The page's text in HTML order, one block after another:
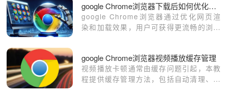
的原因，并提供有效的解决方案，帮助用
户恢复正常访问。
google Chrome浏览器下载后如何优化网页渲染和加载效果
google Chrome浏览器通过优化网页渲
染和加载效果，用户可获得更流畅的浏览
google Chrome浏览器视频播放缓存管理
视频播放卡顿通常由缓存问题引起，本教
程提供缓存管理方法，包括自动清理、存